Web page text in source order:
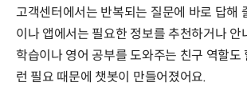
고객센터에서는 반복되는 질문에 바로 답해
이나 앱에서는 필요한 정보를 추천하거나 안
학습이나 영어 공부를 도와주는 친구 역할도
런 필요 때문에 챗봇이 만들어졌어요.